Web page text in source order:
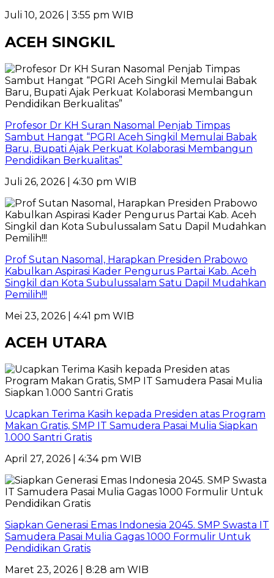
Juli 10, 2026 | 3:55 pm WIB
ACEH SINGKIL
Profesor Dr KH Suran Nasomal Penjab Timpas
Sambut Hangat “PGRI Aceh Singkil Memulai Babak
Baru, Bupati Ajak Perkuat Kolaborasi Membangun
Pendidikan Berkualitas”
Juli 26, 2026 | 4:30 pm WIB
Prof Sutan Nasomal, Harapkan Presiden Prabowo
Kabulkan Aspirasi Kader Pengurus Partai Kab. Aceh
Singkil dan Kota Subulussalam Satu Dapil Mudahkan
Pemilih!!!
Mei 23, 2026 | 4:41 pm WIB
ACEH UTARA
Ucapkan Terima Kasih kepada Presiden atas Program
Makan Gratis, SMP IT Samudera Pasai Mulia Siapkan
1.000 Santri Gratis
April 27, 2026 | 4:34 pm WIB
Siapkan Generasi Emas Indonesia 2045. SMP Swasta IT
Samudera Pasai Mulia Gagas 1000 Formulir Untuk
Pendidikan Gratis
Maret 23, 2026 | 8:28 am WIB